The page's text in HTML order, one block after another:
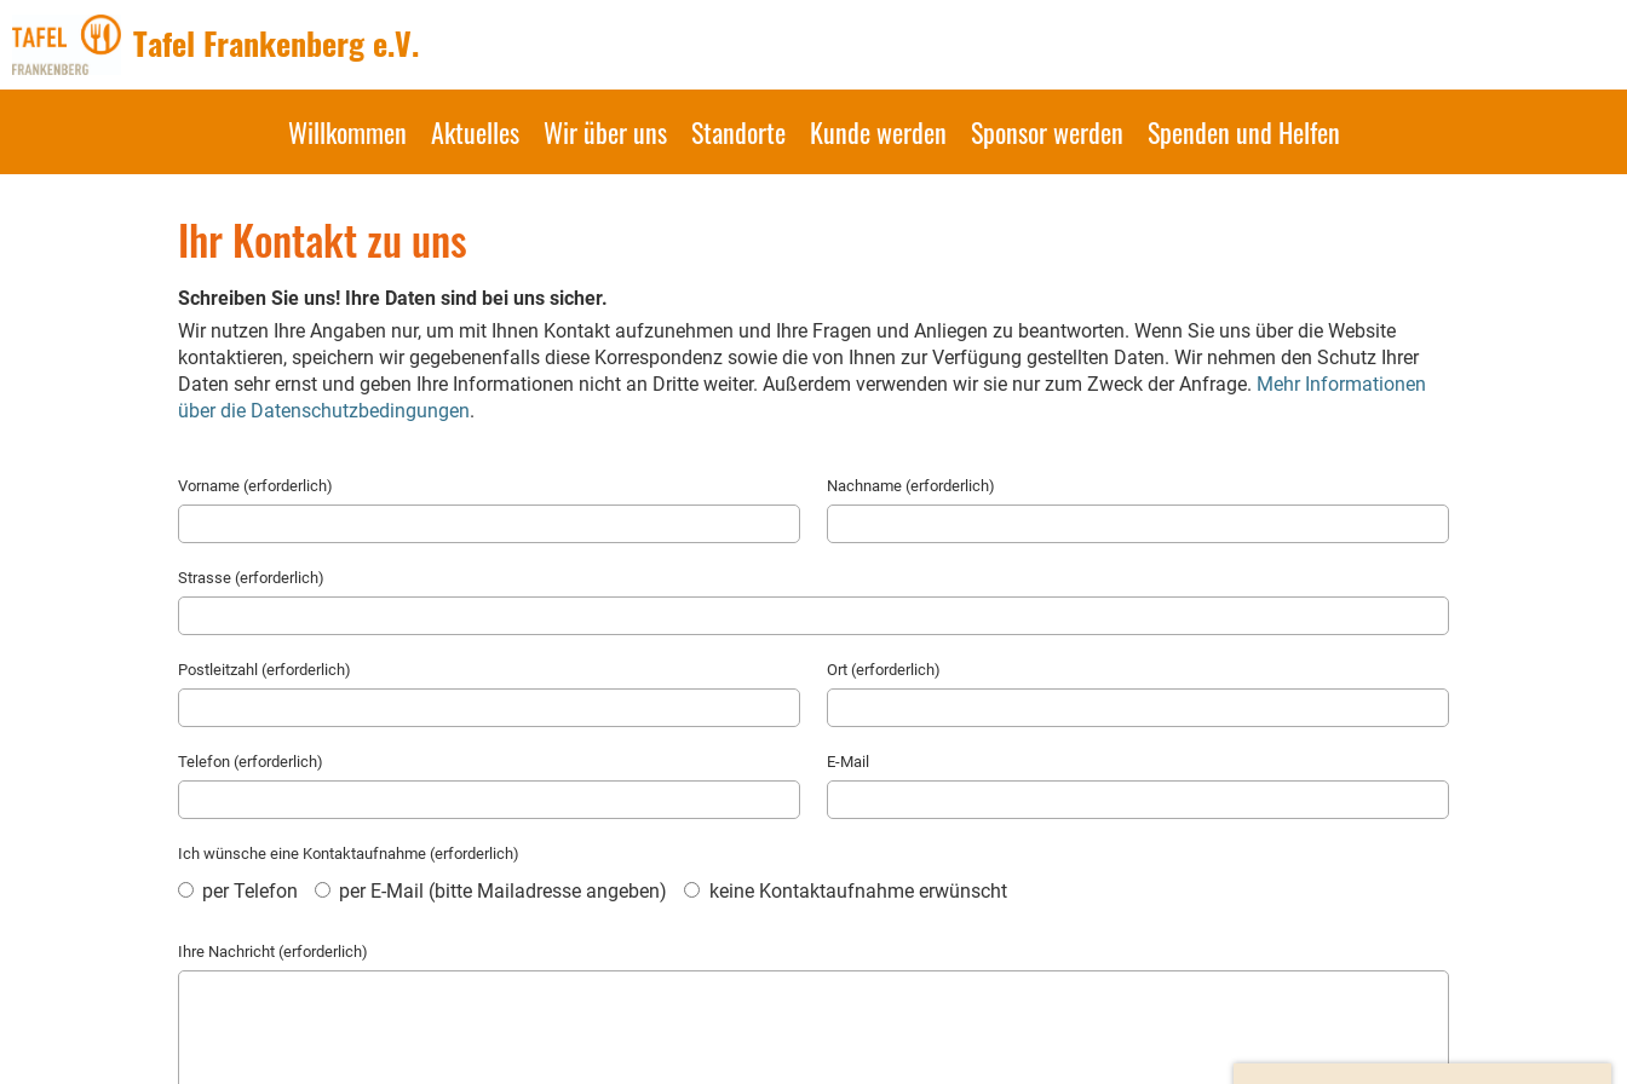
Tafel Frankenberg e.V.
Willkommen Aktuelles Wir über uns Standorte Kunde werden Sponsor werden Spenden und Helfen
Ihr Kontakt zu uns
Schreiben Sie uns! Ihre Daten sind bei uns sicher.
Wir nutzen Ihre Angaben nur, um mit Ihnen Kontakt aufzunehmen und Ihre Fragen und Anliegen zu beantworten. Wenn Sie uns über die Website
kontaktieren, speichern wir gegebenenfalls diese Korrespondenz sowie die von Ihnen zur Verfügung gestellten Daten. Wir nehmen den Schutz Ihrer
Daten sehr ernst und geben Ihre Informationen nicht an Dritte weiter. Außerdem verwenden wir sie nur zum Zweck der Anfrage. Mehr Informationen
über die Datenschutzbedingungen.
Vorname (erforderlich) Nachname (erforderlich)
Strasse (erforderlich)
Postleitzahl (erforderlich) Ort (erforderlich)
Telefon (erforderlich) E-Mail
Ich wünsche eine Kontaktaufnahme (erforderlich)
per Telefon per E-Mail (bitte Mailadresse angeben) keine Kontaktaufnahme erwünscht
Ihre Nachricht (erforderlich)